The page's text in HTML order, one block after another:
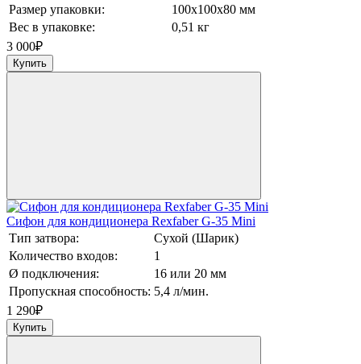
Размер упаковки:
100х100х80 мм
Вес в упаковке:
0,51 кг
3 000₽
Купить
Сифон для кондиционера Rexfaber G-35 Mini
Тип затвора:
Сухой (Шарик)
Количество входов:
1
Ø подключения:
16 или 20 мм
Пропускная способность: 5,4 л/мин.
1 290₽
Купить